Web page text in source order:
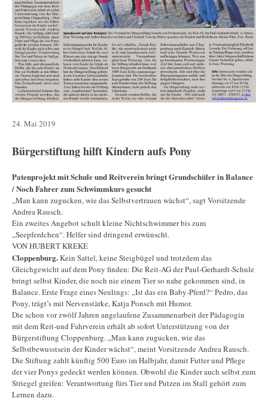
24. Mai 2019
Bürgerstiftung hilft Kindern aufs Pony
Patenprojekt mit Schule und Reitverein bringt Grundschüler in Balance
/ Noch Fahrer zum Schwimmkurs gesucht
„Man kann zugucken, wie das Selbstvertrauen wächst“, sagt Vorsitzende
Andrea Rausch.
Ein zweites Angebot schult kleine Nichtschwimmer bis zum
„Seepferdchen“. Helfer sind dringend erwünscht.
VON HUBERT KREKE
Cloppenburg.Kein Sattel, keine Steigbügel und trotzdem das
Gleichgewicht auf dem Pony finden: Die Reit-AG der Paul-Gerhardt-Schule
bringt selbst Kinder, die noch nie einem Tier so nahe gekommen sind, in
Balance. Erste Frage eines Neulings: „Ist das ein Baby-Pferd?“ Pedro, das
Pony, trägt’s mit Nervenstärke, Katja Ponsch mit Humor.
Die schon vor zwölf Jahren angelaufene Zusammenarbeit der Pädagogin
mit dem Reit-und Fahrverein erhält ab sofort Unterstützung von der
Bürgerstiftung Cloppenburg. „Man kann zugucken, wie das
Selbstbewusstsein der Kinder wächst“, meint Vorsitzende Andrea Rausch.
Die Stiftung zahlt künftig 500 Euro im Halbjahr, damit Futter und Pflege
der vier Ponys gedeckt werden können. Obwohl die Kinder auch selbst zum
Striegel greifen: Verantwortung fürs Tier und Putzen im Stall gehört zum
Lernen dazu.